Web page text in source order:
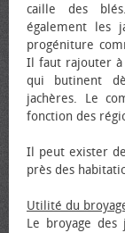
caille des
également les
progéniture
Il faut rajouter à
qui butinent
jachères. Le
fonction des
Il peut exister
près des
Utilité du
Le broyage